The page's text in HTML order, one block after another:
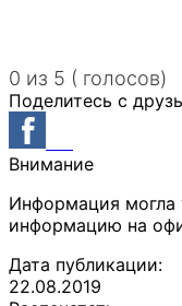
0 из 5 ( голосов)
Поделитесь с
Внимание
Информация могла
информацию на
Дата публикации:
22.08.2019